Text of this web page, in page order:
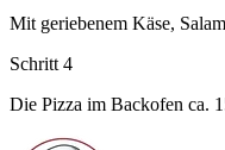
Mit geriebenem Käse,
Schritt 4
Die Pizza im Backofen ca.